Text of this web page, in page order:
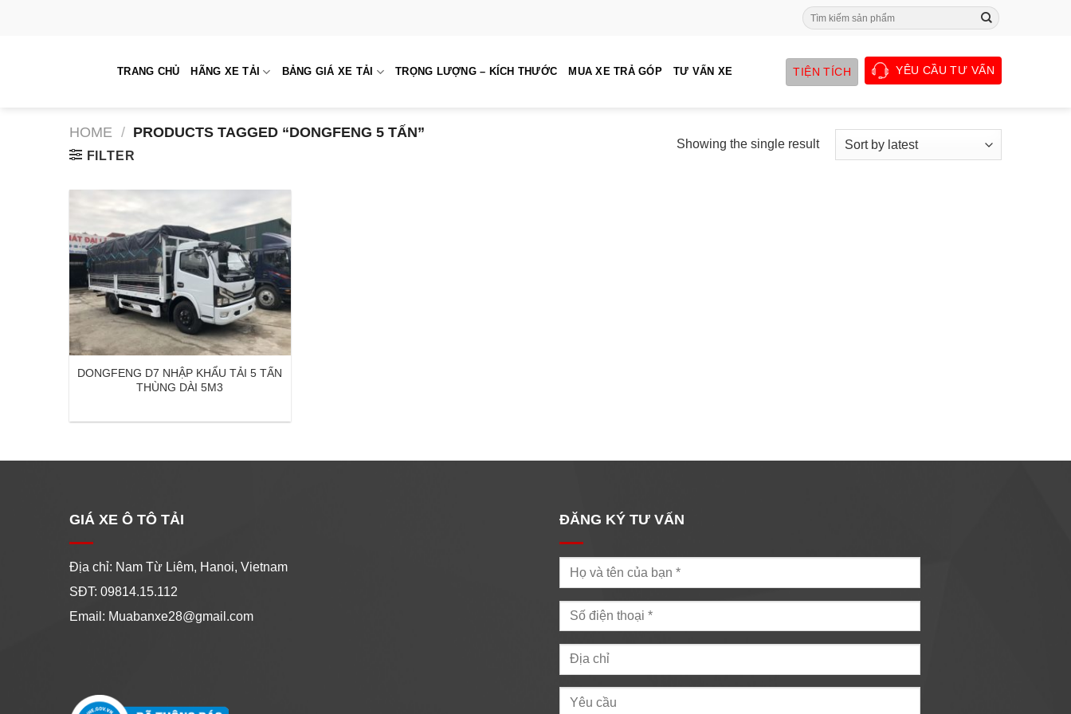
Search
for:
TRANG CHỦ HÃNG XE TẢI BẢNG GIÁ XE TẢI TRỌNG LƯỢNG – KÍCH THƯỚC MUA XE TRẢ GÓP TƯ VẤN XE TIỆN TÍCH YÊU CẦU TƯ VẤN
HOME / PRODUCTS TAGGED “DONGFENG 5 TẤN”
FILTER
Showing the single result
DONGFENG D7 NHẬP KHẨU TẢI 5 TẤN
THÙNG DÀI 5M3
GIÁ XE Ô TÔ TẢI
Địa chỉ: Nam Từ Liêm, Hanoi, Vietnam
SĐT: 09814.15.112
Email: Muabanxe28@gmail.com
ĐĂNG KÝ TƯ VẤN